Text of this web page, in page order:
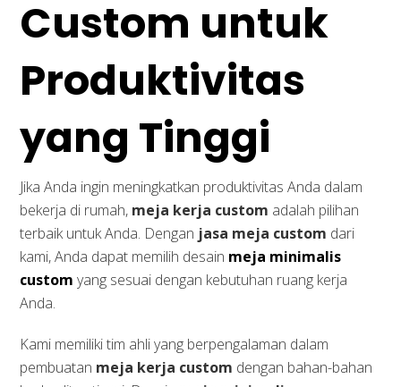
Custom untuk
Produktivitas
yang Tinggi
Jika Anda ingin meningkatkan produktivitas Anda dalam
bekerja di rumah, meja kerja custom adalah pilihan
terbaik untuk Anda. Dengan jasa meja custom dari
kami, Anda dapat memilih desain meja minimalis
custom yang sesuai dengan kebutuhan ruang kerja
Anda.
Kami memiliki tim ahli yang berpengalaman dalam
pembuatan meja kerja custom dengan bahan-bahan